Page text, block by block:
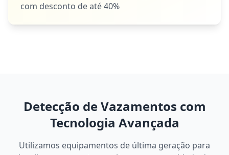
com desconto de até 40%
Detecção de Vazamentos com
Tecnologia Avançada
Utilizamos equipamentos de última geração para